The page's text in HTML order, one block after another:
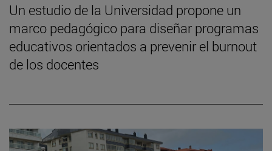
Un estudio de la Universidad propone un
marco pedagógico para diseñar programas
educativos orientados a prevenir el burnout
de los docentes